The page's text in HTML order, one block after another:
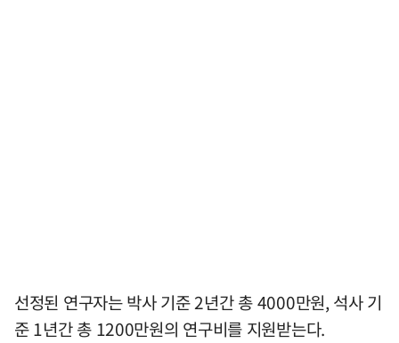
선정된 연구자는 박사 기준 2년간 총 4000만원, 석사 기
준 1년간 총 1200만원의 연구비를 지원받는다.